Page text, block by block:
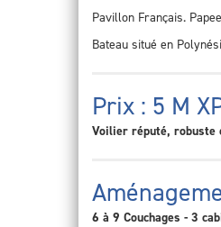
Pavillon Français.
Bateau situé en
Prix : 5 M
Voilier réputé, robuste
6 à 9 Couchages - 3